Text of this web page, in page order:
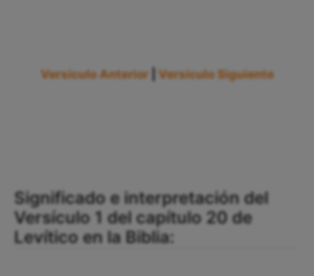
Versículo Anterior Versículo Siguiente
Significado e interpretación del
Versículo 1 del capítulo 20 de
Levítico en la Biblia: